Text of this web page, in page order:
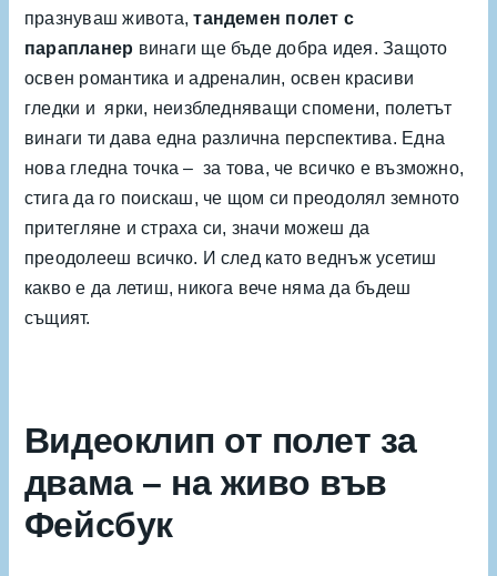
празнуваш живота,тандемен полет с
парапланер винаги ще бъде добра идея. Защото
освен романтика и адреналин, освен красиви
гледки и ярки, неизбледняващи спомени, полетът
винаги ти дава една различна перспектива. Една
нова гледна точка – за това, че всичко е възможно,
стига да го поискаш, че щом си преодолял земното
притегляне и страха си, значи можеш да
преодолееш всичко. И след като веднъж усетиш
какво е да летиш, никога вече няма да бъдеш
същият.
Видеоклип от полет за
двама – на живо във
Фейсбук